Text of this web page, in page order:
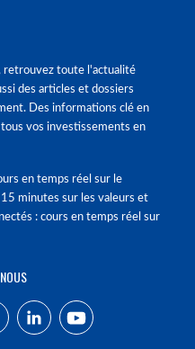
retrouvez toute l'actualité
des articles et dossiers
Des informations clé en
vos investissements en
en temps réel sur le
minutes sur les valeurs et
: cours en temps réel sur